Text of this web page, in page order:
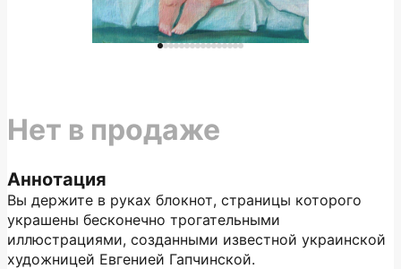
Аннотация
Вы держите в руках блокнот, страницы которого
украшены бесконечно трогательными
иллюстрациями, созданными известной украинской
художницей Евгенией Гапчинской.
Нет в продаже